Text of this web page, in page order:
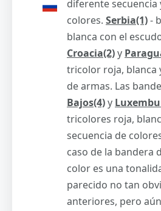
diferente
colores. Serbia(1)-
blanca con el
Croacia(2)y
tricolor roja, blanca
de armas. Las
Bajos(4)y
tricolores roja,
secuencia de
caso de la bandera
color es una
parecido no tan
anteriores, pero